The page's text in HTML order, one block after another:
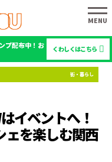
プ配布中！お
くわしくはこちら
イベントへ！
ェを楽しむ関西